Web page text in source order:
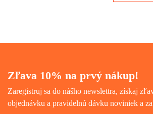
Zľava 10% na prvý nákup!
Zaregistruj sa do nášho newslettra, získaj
objednávku a pravidelnú dávku noviniek a